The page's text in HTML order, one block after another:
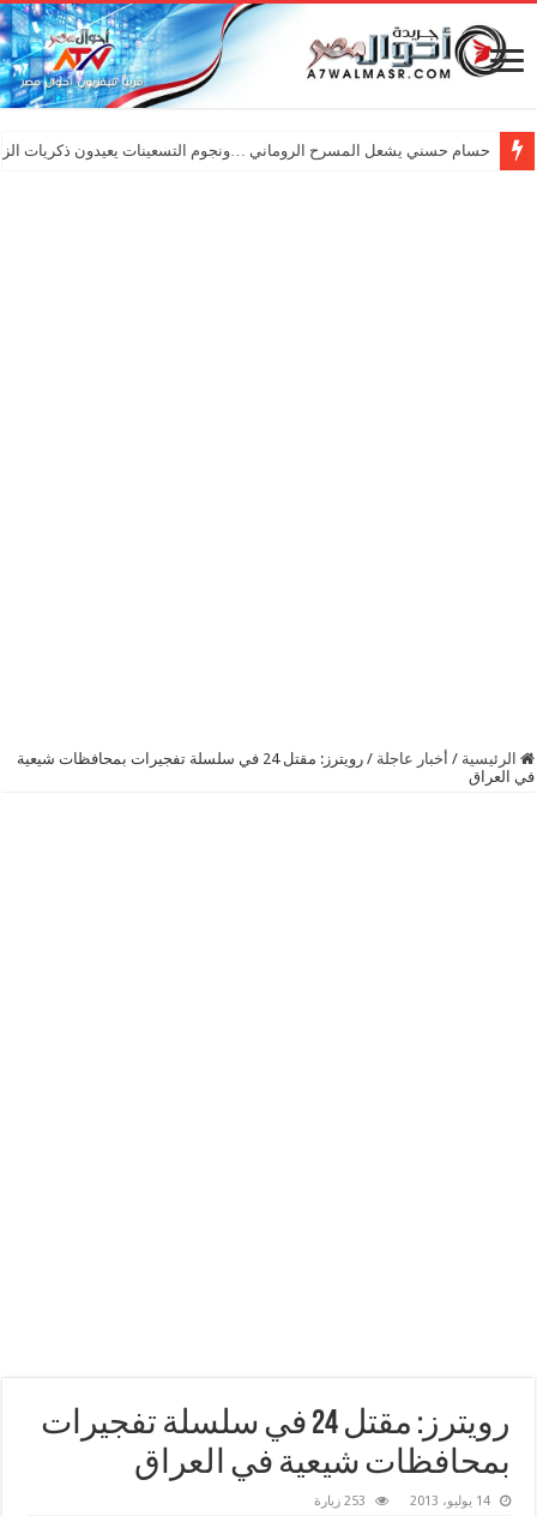
حسام حسني يشعل المسرح الروماني …ونجوم التسعينات يعيدون ذكريات
الرئيسية / أخبار عاجلة /
رويترز: مقتل 24 في سلسلة تفجيرات بمحافظات شيعية
في العراق
رويترز: مقتل 24 في سلسلة تفجيرات
بمحافظات شيعية في العراق
14 يوليو، 2013 253 زيارة